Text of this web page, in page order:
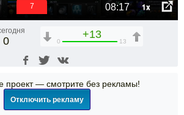
08:17 1x
6
0
+13
0 13
проект — смотрите без рекламы!
Отключить рекламу